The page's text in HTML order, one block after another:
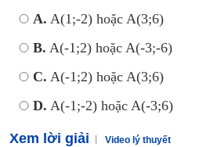
A. A(1;-2) hoặc A(3;6)
B. A(-1;2) hoặc A(-3;-6)
C. A(-1;2) hoặc A(3;6)
D. A(-1;-2) hoặc A(-3;6)
Xem lời giải Video lý thuyết